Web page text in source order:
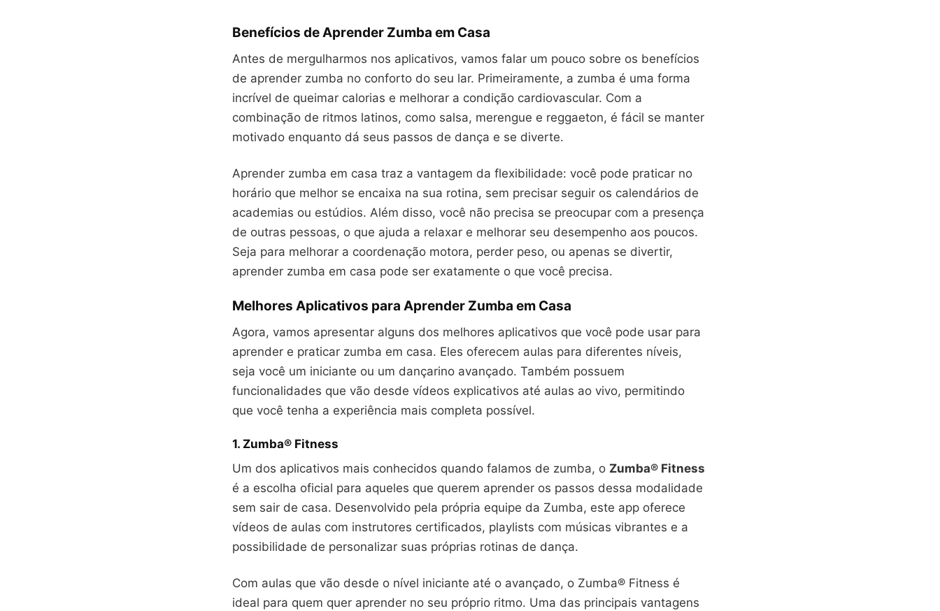
Benefícios de Aprender Zumba em Casa
Antes de mergulharmos nos aplicativos, vamos falar um pouco sobre os benefícios
de aprender zumba no conforto do seu lar. Primeiramente, a zumba é uma forma
incrível de queimar calorias e melhorar a condição cardiovascular. Com a
combinação de ritmos latinos, como salsa, merengue e reggaeton, é fácil se manter
motivado enquanto dá seus passos de dança e se diverte.
Aprender zumba em casa traz a vantagem da flexibilidade: você pode praticar no
horário que melhor se encaixa na sua rotina, sem precisar seguir os calendários de
academias ou estúdios. Além disso, você não precisa se preocupar com a presença
de outras pessoas, o que ajuda a relaxar e melhorar seu desempenho aos poucos.
Seja para melhorar a coordenação motora, perder peso, ou apenas se divertir,
aprender zumba em casa pode ser exatamente o que você precisa.
Melhores Aplicativos para Aprender Zumba em Casa
Agora, vamos apresentar alguns dos melhores aplicativos que você pode usar para
aprender e praticar zumba em casa. Eles oferecem aulas para diferentes níveis,
seja você um iniciante ou um dançarino avançado. Também possuem
funcionalidades que vão desde vídeos explicativos até aulas ao vivo, permitindo
que você tenha a experiência mais completa possível.
1. Zumba® Fitness
Um dos aplicativos mais conhecidos quando falamos de zumba, o Zumba® Fitness
é a escolha oficial para aqueles que querem aprender os passos dessa modalidade
sem sair de casa. Desenvolvido pela própria equipe da Zumba, este app oferece
vídeos de aulas com instrutores certificados, playlists com músicas vibrantes e a
possibilidade de personalizar suas próprias rotinas de dança.
Com aulas que vão desde o nível iniciante até o avançado, o Zumba® Fitness é
ideal para quem quer aprender no seu próprio ritmo. Uma das principais vantagens